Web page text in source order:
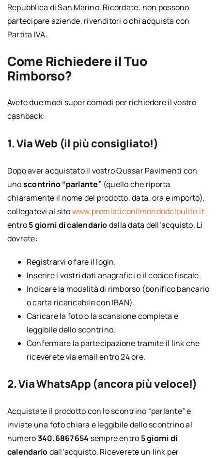
Repubblica di San Marino. Ricordate: non possono
partecipare aziende, rivenditori o chi acquista con
Partita IVA.
Come Richiedere il Tuo
Rimborso?
Avete due modi super comodi per richiedere il vostro
cashback:
1. Via Web (il più consigliato!)
Dopo aver acquistato il vostro Quasar Pavimenti con
unoscontrino “parlante” (quello che riporta
chiaramente il nome del prodotto, data, ora e importo),
collegatevi al sitowww.premiaticonilmondodelpulito.it
entro5 giorni di calendariodalla data dell’acquisto. Lì
dovrete:
Registrarvi o fare il login.
Inserire i vostri dati anagrafici e il codice fiscale.
Indicare la modalità di rimborso (bonifico bancario
o carta ricaricabile con IBAN).
Caricare la foto o la scansione completa e
leggibile dello scontrino.
Confermare la partecipazione tramite il link che
riceverete via email entro 24 ore.
2. Via WhatsApp (ancora più veloce!)
Acquistate il prodotto con lo scontrino “parlante” e
inviate una foto chiara e leggibile dello scontrino al
numero340.6867654 sempre entro 5 giorni di
calendariodall’acquisto. Riceverete un link per